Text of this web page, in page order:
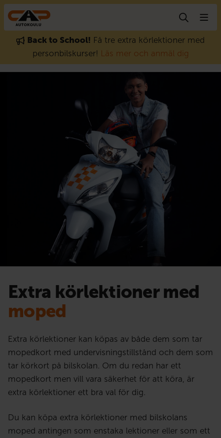
Gå till innehåll
Back to School! Få tre extra körlektioner med
personbilskurser! Läs mer och anmäl dig
Extra körlektioner med
moped
Extra körlektioner kan köpas av både dem som tar
mopedkort med undervisningstillstånd och dem som
tar körkort på bilskolan. Om du redan har ett
mopedkort men vill vara säkerhet för att köra, är
extra körlektioner ett bra val för dig.
Du kan köpa extra körlektioner med bilskolans
moped antingen som enstaka lektioner eller som ett